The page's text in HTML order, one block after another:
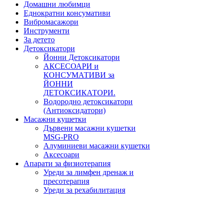
Домашни любимци
Еднократни консумативи
Вибромасажори
Инструменти
За детето
Детоксикатори
Йонни Детоксикатори
АКСЕСОАРИ и
КОНСУМАТИВИ за
ЙОННИ
ДЕТОКСИКАТОРИ.
Водородно детоксикатори
(Антиоксидатори)
Масажни кушетки
Дървени масажни кушетки
MSG-PRO
Алуминиеви масажни кушетки
Аксесоари
Апарати за физиотерапия
Уреди за лимфен дренаж и
пресотерапия
Уреди за рехабилитация